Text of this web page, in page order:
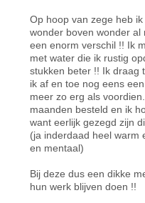
Op hoop van zege heb
wonder boven wonder
een enorm verschil !! Ik
met water die ik rustig
stukken beter !! Ik draag
ik af en toe nog eens
meer zo erg als
maanden besteld en ik
want eerlijk gezegd zijn
(ja inderdaad heel warm
en mentaal)
Bij deze dus een dikke
hun werk blijven doen !!